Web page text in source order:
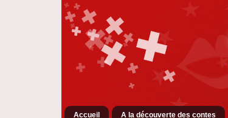
Accueil A la découverte des contes